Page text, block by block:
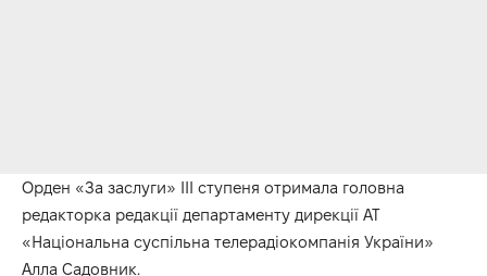
Орден «За заслуги» ІІІ ступеня отримала головна
редакторка редакції департаменту дирекції АТ
«Національна суспільна телерадіокомпанія України»
Алла Садовник.